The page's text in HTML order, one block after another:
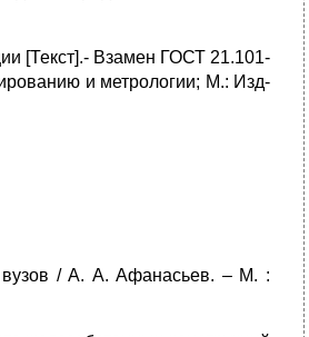
[Текст].- Взамен ГОСТ 21.101-
и метрологии; М.: Изд-
вузов / А. А. Афанасьев. – М. :